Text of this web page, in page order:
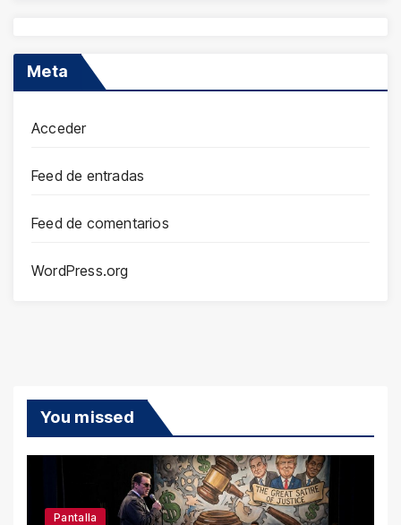
Meta
Acceder
Feed de entradas
Feed de comentarios
WordPress.org
You missed
Pantalla